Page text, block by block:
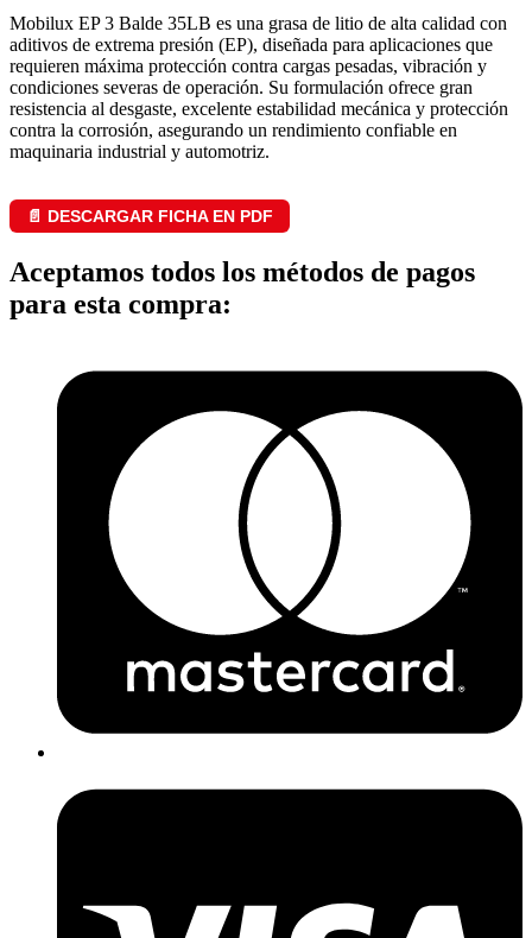
Mobilux EP 3 Balde 35LB es una grasa de litio de alta calidad con
aditivos de extrema presión (EP), diseñada para aplicaciones que
requieren máxima protección contra cargas pesadas, vibración y
condiciones severas de operación. Su formulación ofrece gran
resistencia al desgaste, excelente estabilidad mecánica y protección
contra la corrosión, asegurando un rendimiento confiable en
maquinaria industrial y automotriz.
📄 DESCARGAR FICHA EN PDF
Aceptamos todos los métodos de pagos
para esta compra: